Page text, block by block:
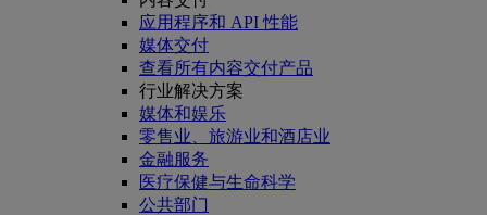
应用程序和 API 性能
媒体交付
查看所有内容交付产品
行业解决方案
媒体和娱乐
零售业、旅游业和酒店业
金融服务
医疗保健与生命科学
公共部门